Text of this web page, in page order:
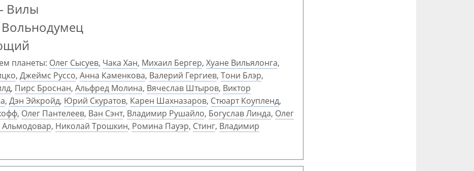
Вилы
планеты: Олег Сысуев, Чака Хан, Михаил Бергер, Хуане Вильялонга,
, Джеймс Руссо, Анна Каменкова, Валерий Гергиев, Тони Блэр,
, Пирс Броснан, Альфред Молина, Вячеслав Штыров, Виктор
, Дэн Эйкройд, Юрий Скуратов, Карен Шахназаров, Стюарт Коупленд,
, Олег Пантелеев, Ван Сэнт, Владимир Рушайло, Богуслав Линда, Олег
, Николай Трошкин, Ромина Пауэр, Стинг, Владимир